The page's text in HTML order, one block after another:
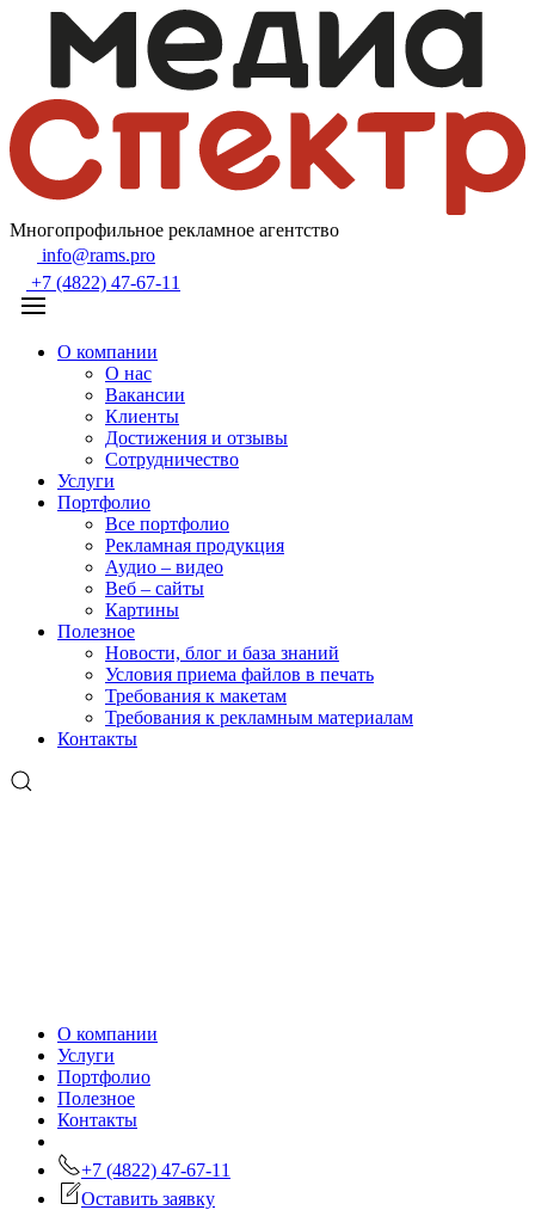
Многопрофильное рекламное агентство
info@rams.pro
+7 (4822) 47-67-11
О компании
О нас
Вакансии
Клиенты
Достижения и отзывы
Сотрудничество
Услуги
Портфолио
Все портфолио
Рекламная продукция
Аудио – видео
Веб – сайты
Картины
Полезное
Новости, блог и база знаний
Условия приема файлов в печать
Требования к макетам
Требования к рекламным материалам
Контакты
О компании
Услуги
Портфолио
Полезное
Контакты
+7 (4822) 47-67-11
Оставить заявку